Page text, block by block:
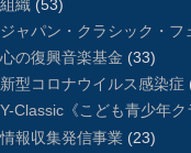
組織 (53)
ジャパン・クラシック・フ
心の復興音楽基金 (33)
新型コロナウイルス感染症
Y-Classic《こども青少年ク
情報収集発信事業 (23)